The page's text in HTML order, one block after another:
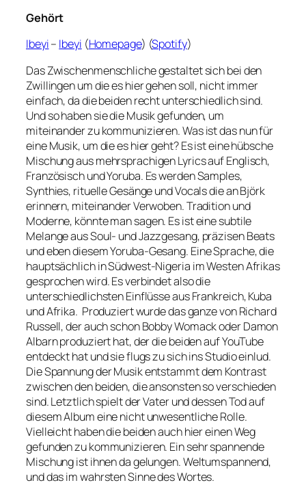
Gehört
Ibeyi– Ibeyi (Homepage) (Spotify)
Das Zwischenmenschliche gestaltet sich bei den
Zwillingen um die es hier gehen soll, nicht immer
einfach, da die beiden recht unterschiedlich sind.
Und so haben sie die Musik gefunden, um
miteinander zu kommunizieren. Was ist das nun für
eine Musik, um die es hier geht? Es ist eine hübsche
Mischung aus mehrsprachigen Lyrics auf Englisch,
Französisch und Yoruba. Es werden Samples,
Synthies, rituelle Gesänge und Vocals die an Björk
erinnern, miteinander Verwoben. Tradition und
Moderne, könnte man sagen. Es ist eine subtile
Melange aus Soul- und Jazzgesang, präzisen Beats
und eben diesem Yoruba-Gesang. Eine Sprache, die
hauptsächlich in Südwest-Nigeria im Westen Afrikas
gesprochen wird. Es verbindet also die
unterschiedlichsten Einflüsse aus Frankreich, Kuba
und Afrika. Produziert wurde das ganze von Richard
Russell, der auch schon Bobby Womack oder Damon
Albarn produziert hat, der die beiden auf YouTube
entdeckt hat und sie flugs zu sich ins Studio einlud.
Die Spannung der Musik entstammt dem Kontrast
zwischen den beiden, die ansonsten so verschieden
sind. Letztlich spielt der Vater und dessen Tod auf
diesem Album eine nicht unwesentliche Rolle.
Vielleicht haben die beiden auch hier einen Weg
gefunden zu kommunizieren. Ein sehr spannende
Mischung ist ihnen da gelungen. Weltumspannend,
und das im wahrsten Sinne des Wortes.